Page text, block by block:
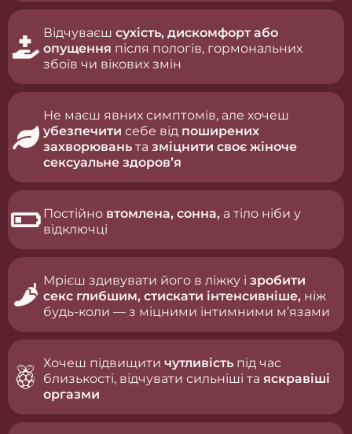
Відчуваєш сухість, дискомфорт або
опущення після пологів, гормональних
збоїв чи вікових змін
Не маєш явних симптомів, але хочеш
убезпечити себе від поширених
захворювань та зміцнити своє жіноче
сексуальне здоровʼя
Постійно втомлена, сонна, а тіло ніби у
відключці
Мрієш здивувати його в ліжку і зробити
секс глибшим, стискати інтенсивніше, ніж
будь-коли — з міцними інтимними м’язами
Хочеш підвищити чутливість під час
близькості, відчувати сильніші та яскравіші
оргазми